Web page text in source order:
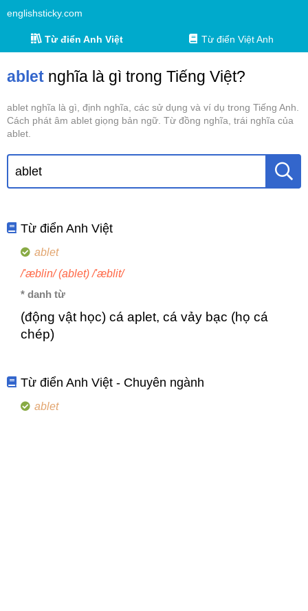
englishsticky.com
Từ điển Anh Việt Từ điển Việt Anh
ablet nghĩa là gì trong Tiếng Việt?
ablet nghĩa là gì, định nghĩa, các sử dụng và ví dụ trong Tiếng Anh.
Cách phát âm ablet giọng bản ngữ. Từ đồng nghĩa, trái nghĩa của
ablet.
Từ điển Anh Việt
ablet
/'æblin/ (ablet) /'æblit/
* danh từ
(động vật học) cá aplet, cá vảy bạc (họ cá
chép)
Từ điển Anh Việt - Chuyên ngành
ablet